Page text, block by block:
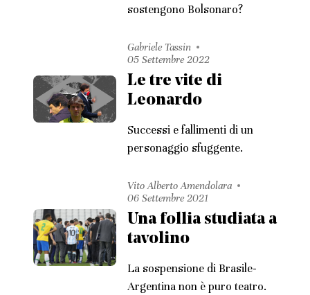
sostengono Bolsonaro?
Gabriele Tassin
05 Settembre 2022
Le tre vite di
Leonardo
Successi e fallimenti di un
personaggio sfuggente.
Vito Alberto Amendolara
06 Settembre 2021
Una follia studiata a
tavolino
La sospensione di Brasile-
Argentina non è puro teatro.